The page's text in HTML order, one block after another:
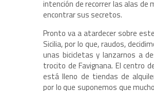
intención de recorrer las alas de
encontrar sus secretos.
Pronto va a atardecer sobre
Sicilia, por lo que, raudos,
unas bicicletas y lanzarnos a
trocito de Favignana. El centro
está lleno de tiendas de
por lo que suponemos que